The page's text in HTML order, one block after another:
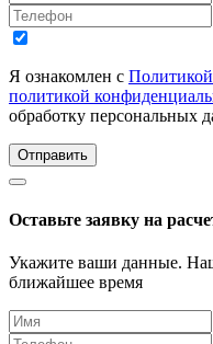
Я ознакомлен с
политикой
обработку персональных
Отправить
Оставьте заявку на
Укажите ваши данные.
ближайшее время